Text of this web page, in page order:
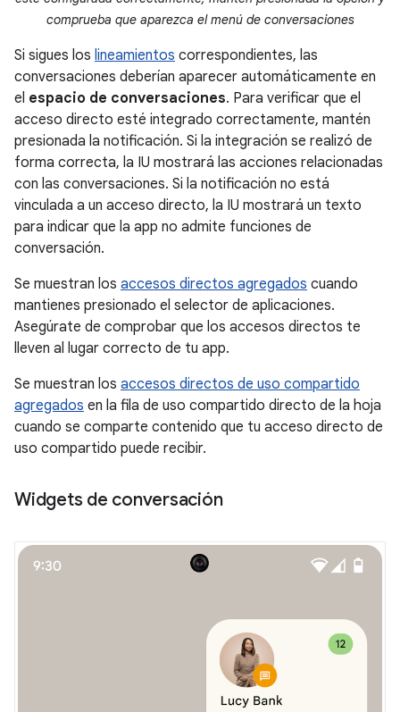
comprueba que aparezca el menú de conversaciones
Si sigues los lineamientos correspondientes, las
conversaciones deberían aparecer automáticamente en
el espacio de conversaciones. Para verificar que el
acceso directo esté integrado correctamente, mantén
presionada la notificación. Si la integración se realizó de
forma correcta, la IU mostrará las acciones relacionadas
con las conversaciones. Si la notificación no está
vinculada a un acceso directo, la IU mostrará un texto
para indicar que la app no admite funciones de
conversación.
Se muestran los accesos directos agregados cuando
mantienes presionado el selector de aplicaciones.
Asegúrate de comprobar que los accesos directos te
lleven al lugar correcto de tu app.
Se muestran los accesos directos de uso compartido
agregados en la fila de uso compartido directo de la hoja
cuando se comparte contenido que tu acceso directo de
uso compartido puede recibir.
Widgets de conversación